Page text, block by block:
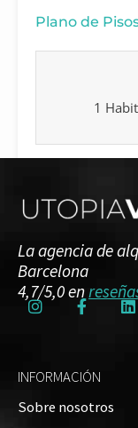
Plano de
1
1
La agencia de
Barcelona
4,7/5,0 en
INFORMACIÓN
Sobre nosotros